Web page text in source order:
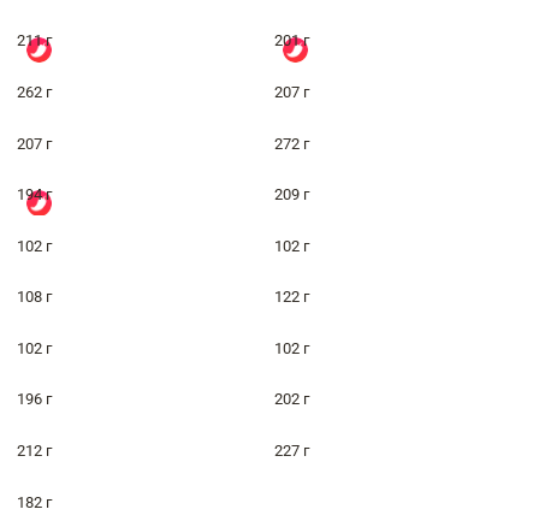
211 г 201 г
262 г 207 г
207 г 272 г
194 г 209 г
102 г 102 г
108 г 122 г
102 г 102 г
196 г 202 г
212 г 227 г
182 г